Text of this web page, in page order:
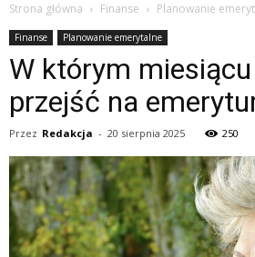
Strona główna Finanse Planowanie
Finanse Planowanie emerytalne
W którym miesiącu
przejść na
Przez Redakcja - 20 sierpnia 2025 250